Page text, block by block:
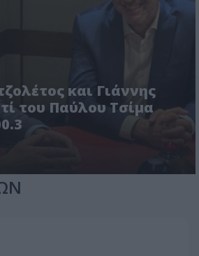
και Γιάννης
του Παύλου Τσίμα